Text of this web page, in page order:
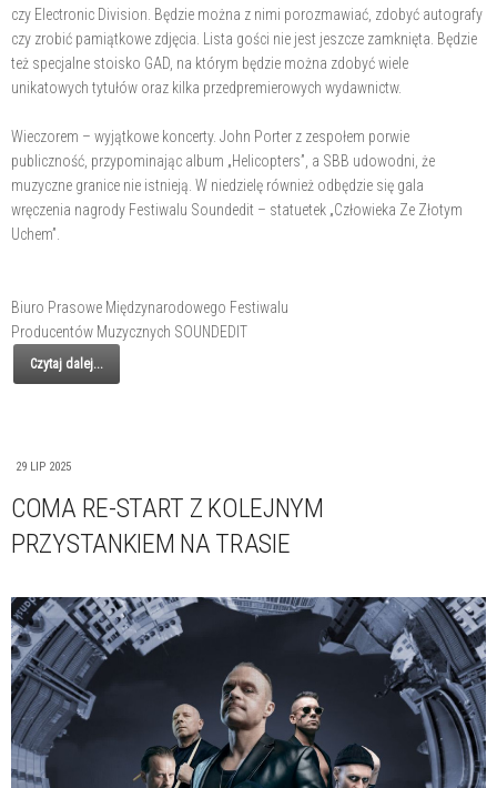
czy Electronic Division. Będzie można z nimi porozmawiać, zdobyć autografy
czy zrobić pamiątkowe zdjęcia. Lista gości nie jest jeszcze zamknięta. Będzie
też specjalne stoisko GAD, na którym będzie można zdobyć wiele
unikatowych tytułów oraz kilka przedpremierowych wydawnictw.
Wieczorem – wyjątkowe koncerty. John Porter z zespołem porwie
publiczność, przypominając album „Helicopters”, a SBB udowodni, że
muzyczne granice nie istnieją. W niedzielę również odbędzie się gala
wręczenia nagrody Festiwalu Soundedit – statuetek „Człowieka Ze Złotym
Uchem”.
Biuro Prasowe Międzynarodowego Festiwalu
Producentów Muzycznych SOUNDEDIT
Czytaj dalej...
29 LIP 2025
COMA RE-START Z KOLEJNYM
PRZYSTANKIEM NA TRASIE